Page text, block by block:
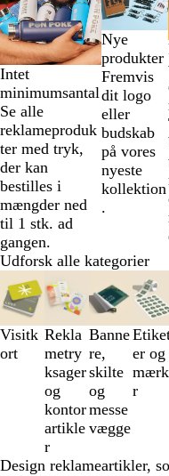
Intet
minimumsantal
Se alle
reklameproduk
ter med tryk,
der kan
bestilles i
mængder ned
til 1 stk. ad
gangen.
Nye
produkter
Fremvis
dit logo
eller
budskab
på vores
nyeste
kollektion
.
til
2
af
5
Udforsk alle kategorier
Visitk
ort
Rekla
metry
ksager
og
kontor
artikle
r
Banne
re,
skilte
og
messe
vægge
er og
r
Slides
1
til
3
af
Design reklameartikler,